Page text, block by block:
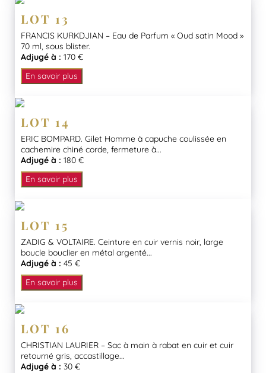
LOT 13
FRANCIS KURKDJIAN – Eau de Parfum « Oud satin Mood »
70 ml, sous blister.
Adjugé à : 170 €
En savoir plus
LOT 14
ERIC BOMPARD. Gilet Homme à capuche coulissée en
cachemire chiné corde, fermeture à...
Adjugé à : 180 €
En savoir plus
LOT 15
ZADIG & VOLTAIRE. Ceinture en cuir vernis noir, large
boucle bouclier en métal argenté...
Adjugé à : 45 €
En savoir plus
LOT 16
CHRISTIAN LAURIER – Sac à main à rabat en cuir et cuir
retourné gris, accastillage...
Adjugé à : 30 €